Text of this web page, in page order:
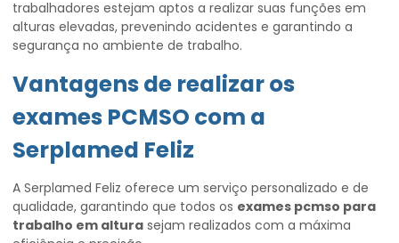
trabalhadores estejam aptos a realizar suas funções em
alturas elevadas, prevenindo acidentes e garantindo a
segurança no ambiente de trabalho.
Vantagens de realizar os
exames PCMSO com a
Serplamed Feliz
A Serplamed Feliz oferece um serviço personalizado e de
qualidade, garantindo que todos os exames pcmso para
trabalho em altura sejam realizados com a máxima